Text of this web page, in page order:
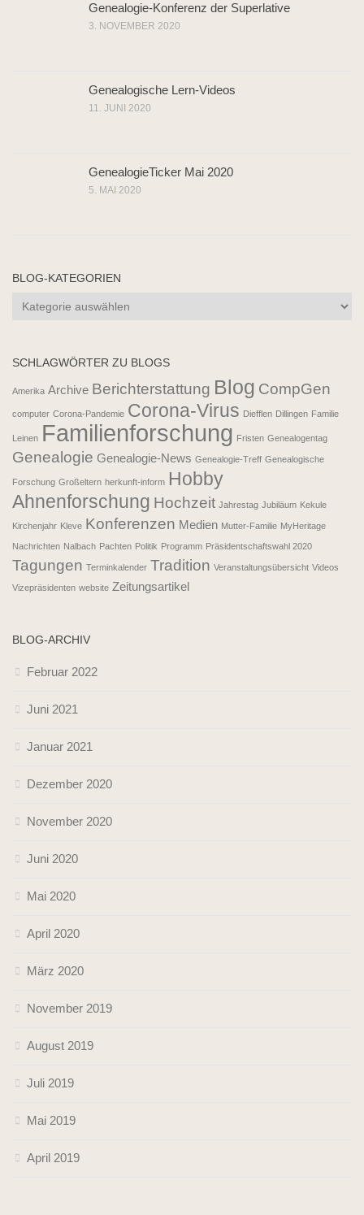
Genealogie-Konferenz der Superlative
3. NOVEMBER 2020
Genealogische Lern-Videos
11. JUNI 2020
GenealogieTicker Mai 2020
5. MAI 2020
BLOG-KATEGORIEN
Blog-
SCHLAGWÖRTER ZU BLOGS
Amerika Archive Berichterstattung Blog CompGen
computer Corona-Pandemie Corona-Virus Diefflen Dillingen Familie
Leinen Familienforschung Fristen Genealogentag
Genealogie Genealogie-News Genealogie-Treff Genealogische
Forschung Großeltern herkunft-inform Hobby
Ahnenforschung Hochzeit Jahrestag Jubiläum Kekule
Kirchenjahr Kleve Konferenzen Medien Mutter-Familie MyHeritage
Nachrichten Nalbach Pachten Politik Programm Präsidentschaftswahl 2020
Tagungen Terminkalender Tradition Veranstaltungsübersicht Videos
Vizepräsidenten website Zeitungsartikel
BLOG-ARCHIV
Februar 2022
Juni 2021
Januar 2021
Dezember 2020
November 2020
Juni 2020
Mai 2020
April 2020
März 2020
November 2019
August 2019
Juli 2019
Mai 2019
April 2019